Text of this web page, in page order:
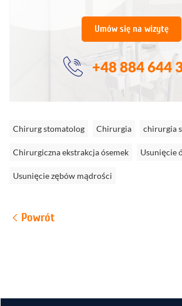
Umów się na wizytę
+48 884 644
Chirurg stomatolog Chirurgia chirurgia
Chirurgiczna ekstrakcja ósemek Usunięcie
Usunięcie zębów mądrości
Powrót